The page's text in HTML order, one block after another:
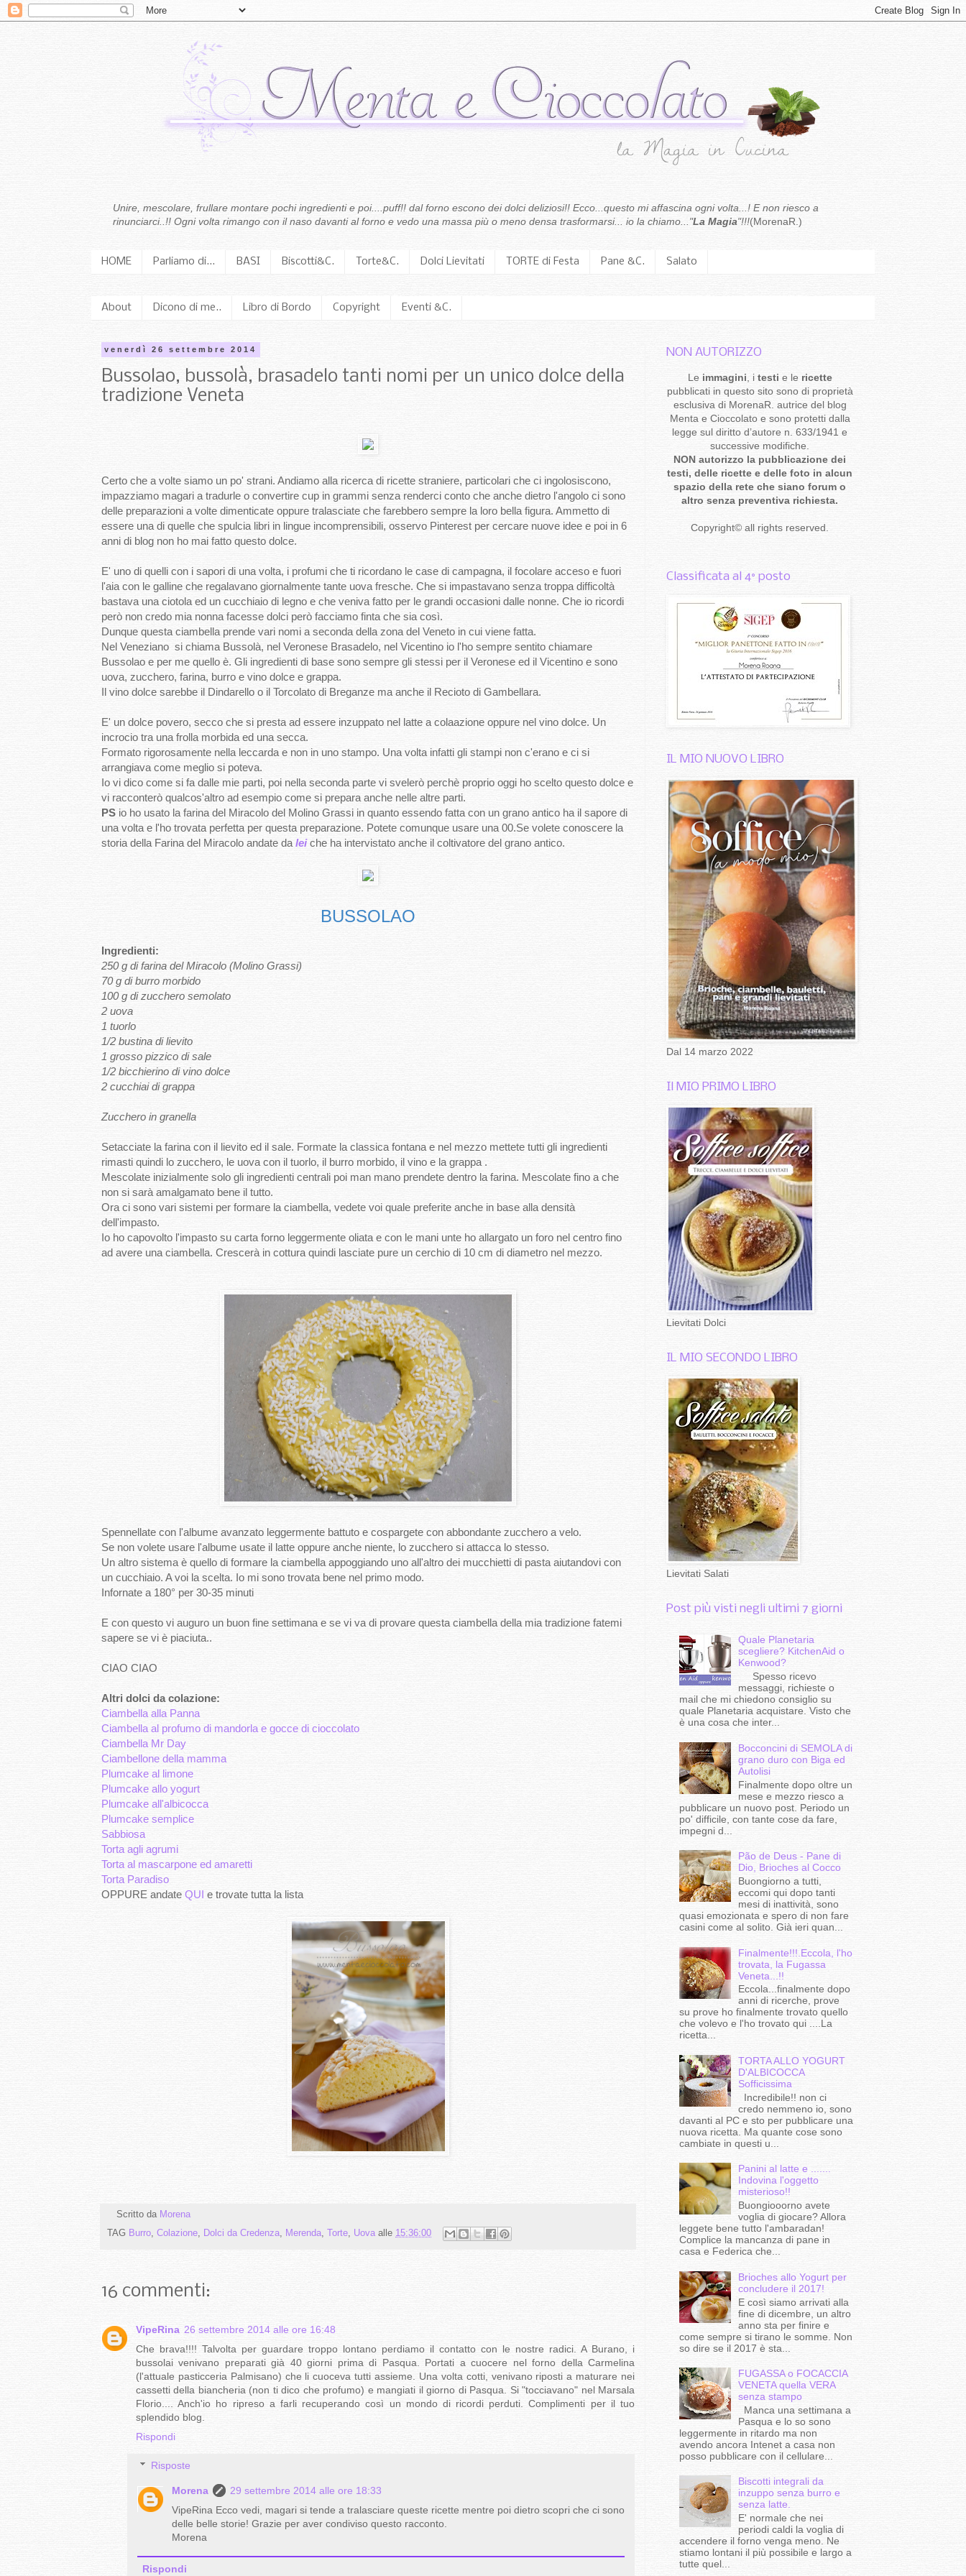
Unire, mescolare, frullare montare pochi ingredienti e poi....puff!! dal forno escono dei dolci deliziosi!! Ecco...questo mi affascina ogni volta...! E non riesco a
rinunciarci..!! Ogni volta rimango con il naso davanti al forno e vedo una massa più o meno densa trasformarsi... io la chiamo..."La Magia"!!!(MorenaR.)
HOME Parliamo di... BASI Biscotti&C. Torte&C. Dolci Lievitati TORTE di Festa Pane &C. Salato
About Dicono di me.. Libro di Bordo Copyright Eventi &C.
venerdì 26 settembre 2014
Bussolao, bussolà, brasadelo tanti nomi per un unico dolce della
tradizione Veneta
Certo che a volte siamo un po' strani. Andiamo alla ricerca di ricette straniere, particolari che ci ingolosiscono,
impazziamo magari a tradurle o convertire cup in grammi senza renderci conto che anche dietro l'angolo ci sono
delle preparazioni a volte dimenticate oppure tralasciate che farebbero sempre la loro bella figura. Ammetto di
essere una di quelle che spulcia libri in lingue incomprensibili, osservo Pinterest per cercare nuove idee e poi in 6
anni di blog non ho mai fatto questo dolce.
E' uno di quelli con i sapori di una volta, i profumi che ti ricordano le case di campagna, il focolare acceso e fuori
l'aia con le galline che regalavano giornalmente tante uova fresche. Che si impastavano senza troppa difficoltà
bastava una ciotola ed un cucchiaio di legno e che veniva fatto per le grandi occasioni dalle nonne. Che io ricordi
però non credo mia nonna facesse dolci però facciamo finta che sia così.
Dunque questa ciambella prende vari nomi a seconda della zona del Veneto in cui viene fatta.
Nel Veneziano si chiama Bussolà, nel Veronese Brasadelo, nel Vicentino io l'ho sempre sentito chiamare
Bussolao e per me quello è. Gli ingredienti di base sono sempre gli stessi per il Veronese ed il Vicentino e sono
uova, zucchero, farina, burro e vino dolce e grappa.
Il vino dolce sarebbe il Dindarello o il Torcolato di Breganze ma anche il Recioto di Gambellara.
E' un dolce povero, secco che si presta ad essere inzuppato nel latte a colaazione oppure nel vino dolce. Un
incrocio tra una frolla morbida ed una secca.
Formato rigorosamente nella leccarda e non in uno stampo. Una volta infatti gli stampi non c'erano e ci si
arrangiava come meglio si poteva.
Io vi dico come si fa dalle mie parti, poi nella seconda parte vi svelerò perchè proprio oggi ho scelto questo dolce e
vi racconterò qualcos'altro ad esempio come si prepara anche nelle altre parti.
PS io ho usato la farina del Miracolo del Molino Grassi in quanto essendo fatta con un grano antico ha il sapore di
una volta e l'ho trovata perfetta per questa preparazione. Potete comunque usare una 00.Se volete conoscere la
storia della Farina del Miracolo andate daleiche ha intervistato anche il coltivatore del grano antico.
BUSSOLAO
Ingredienti:
250 g di farina del Miracolo (Molino Grassi)
70 g di burro morbido
100 g di zucchero semolato
2 uova
1 tuorlo
1/2 bustina di lievito
1 grosso pizzico di sale
1/2 bicchierino di vino dolce
2 cucchiai di grappa
Zucchero in granella
Setacciate la farina con il lievito ed il sale. Formate la classica fontana e nel mezzo mettete tutti gli ingredienti
rimasti quindi lo zucchero, le uova con il tuorlo, il burro morbido, il vino e la grappa .
Mescolate inizialmente solo gli ingredienti centrali poi man mano prendete dentro la farina. Mescolate fino a che
non si sarà amalgamato bene il tutto.
Ora ci sono vari sistemi per formare la ciambella, vedete voi quale preferite anche in base alla densità
dell'impasto.
Io ho capovolto l'impasto su carta forno leggermente oliata e con le mani unte ho allargato un foro nel centro fino
ad avere una ciambella. Crescerà in cottura quindi lasciate pure un cerchio di 10 cm di diametro nel mezzo.
Spennellate con l'albume avanzato leggermente battuto e cospargete con abbondante zucchero a velo.
Se non volete usare l'albume usate il latte oppure anche niente, lo zucchero si attacca lo stesso.
Un altro sistema è quello di formare la ciambella appoggiando uno all'altro dei mucchietti di pasta aiutandovi con
un cucchiaio. A voi la scelta. Io mi sono trovata bene nel primo modo.
Infornate a 180° per 30-35 minuti
E con questo vi auguro un buon fine settimana e se vi va di provare questa ciambella della mia tradizione fatemi
sapere se vi è piaciuta..
CIAO CIAO
Altri dolci da colazione:
Ciambella alla Panna
Ciambella al profumo di mandorla e gocce di cioccolato
Ciambella Mr Day
Ciambellone della mamma
Plumcake al limone
Plumcake allo yogurt
Plumcake all'albicocca
Plumcake semplice
Sabbiosa
Torta agli agrumi
Torta al mascarpone ed amaretti
Torta Paradiso
OPPURE andate QUI e trovate tutta la lista
Scritto da Morena
TAG Burro, Colazione, Dolci da Credenza, Merenda, Torte, Uova alle 15:36:00
16 commenti:
VipeRina 26 settembre 2014 alle ore 16:48
Che brava!!!! Talvolta per guardare troppo lontano perdiamo il contatto con le nostre radici. A Burano, i
bussolai venivano preparati già 40 giorni prima di Pasqua. Portati a cuocere nel forno della Carmelina
(l'attuale pasticceria Palmisano) che li cuoceva tutti assieme. Una volta cotti, venivano riposti a maturare nei
cassetti della biancheria (non ti dico che profumo) e mangiati il giorno di Pasqua. Si "tocciavano" nel Marsala
Florio.... Anch'io ho ripreso a farli recuperando così un mondo di ricordi perduti. Complimenti per il tuo
splendido blog.
Rispondi
Risposte
Morena
29 settembre 2014 alle ore 18:33
VipeRina Ecco vedi, magari si tende a tralasciare queste ricette mentre poi dietro scopri che ci sono
delle belle storie! Grazie per aver condiviso questo racconto.
Morena
Rispondi
NON AUTORIZZO
Le immagini , i testi e le ricette
pubblicati in questo sito sono di proprietà
esclusiva di MorenaR. autrice del blog
Menta e Cioccolato e sono protetti dalla
legge sul diritto d’autore n. 633/1941 e
successive modifiche.
NON autorizzo la pubblicazione dei
testi, delle ricette e delle foto in alcun
spazio della rete che siano forum o
altro senza preventiva richiesta.
Copyright© all rights reserved
Classificata al 4° posto
IL MIO NUOVO LIBRO
Dal 14 marzo 2022
Il MIO PRIMO LIBRO
Lievitati Dolci
IL MIO SECONDO LIBRO
Lievitati Salati
Post più visti negli ultimi 7 giorni
Quale Planetaria
scegliere? KitchenAid o
Kenwood?
Spesso ricevo
messaggi, richieste o
mail che mi chiedono consiglio su
quale Planetaria acquistare. Visto che
è una cosa che inter...
Bocconcini di SEMOLA di
grano duro con Biga ed
Autolisi
Finalmente dopo oltre un
mese e mezzo riesco a
pubblicare un nuovo post. Periodo un
po' difficile, con tante cose da fare,
impegni d...
Pão de Deus - Pane di
Dio, Brioches al Cocco
Buongiorno a tutti,
eccomi qui dopo tanti
mesi di inattività, sono
quasi emozionata e spero di non fare
casini come al solito. Già ieri quan...
Finalmente!!!.Eccola, l'ho
trovata, la Fugassa
Veneta...!!
Eccola...finalmente dopo
anni di ricerche, prove
su prove ho finalmente trovato quello
che volevo e l'ho trovato qui ....La
ricetta...
TORTA ALLO YOGURT
D'ALBICOCCA
Sofficissima
Incredibile!! non ci
credo nemmeno io, sono
davanti al PC e sto per pubblicare una
nuova ricetta. Ma quante cose sono
cambiate in questi u...
Panini al latte e .......
Indovina l'oggetto
misterioso!!
Buongiooorno avete
voglia di giocare? Allora
leggete bene tutto l'ambaradan!
Complice la mancanza di pane in
casa e Federica che...
Brioches allo Yogurt per
concludere il 2017!
E così siamo arrivati alla
fine di dicembre, un altro
anno sta per finire e
come sempre si tirano le somme. Non
so dire se il 2017 è sta...
FUGASSA o FOCACCIA
VENETA quella VERA
senza stampo
Manca una settimana a
Pasqua e lo so sono
leggermente in ritardo ma non
avendo ancora Intenet a casa non
posso pubblicare con il cellulare...
Biscotti integrali da
inzuppo senza burro e
senza latte.
E' normale che nei
periodi caldi la voglia di
accendere il forno venga meno. Ne
stiamo lontani il più possibile e largo a
tutte quel...